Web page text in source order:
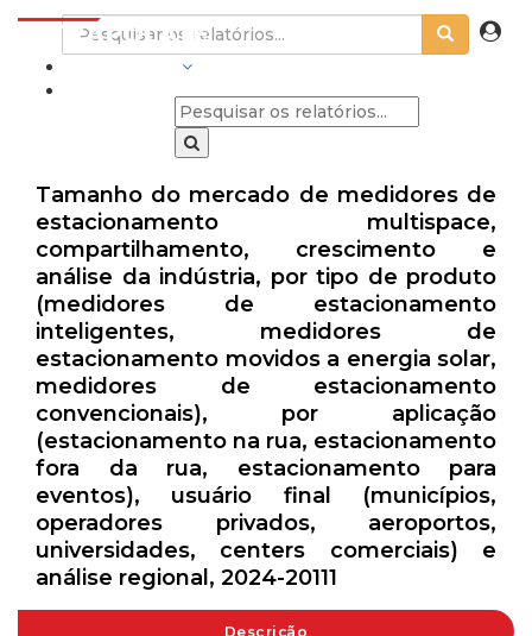
Tamanho do mercado de medidores de
estacionamento multispace,
compartilhamento, crescimento e
análise da indústria, por tipo de produto
(medidores de estacionamento
inteligentes, medidores de
estacionamento movidos a energia solar,
medidores de estacionamento
convencionais), por aplicação
(estacionamento na rua, estacionamento
fora da rua, estacionamento para
eventos), usuário final (municípios,
operadores privados, aeroportos,
universidades, centers comerciais) e
análise regional, 2024-20111
Descrição